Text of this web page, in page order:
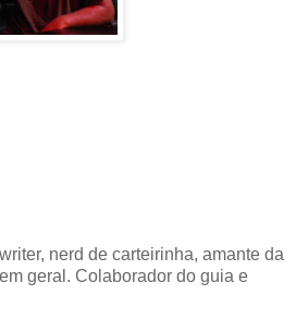
nerd de carteirinha, amante da
geral. Colaborador do guia e